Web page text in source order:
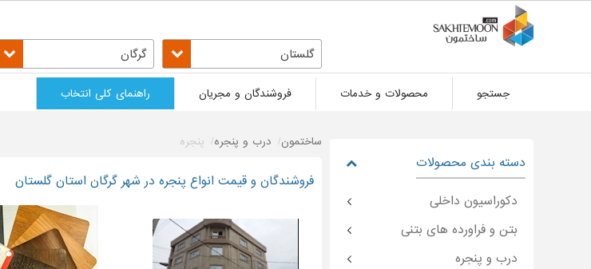
گلستان گرگان
جستجو محصولات و خدمات فروشندگان و مجریان راهنمای کلی انتخاب
ساختمون درب و پنجره پنجره
فروشندگان و قیمت انواع پنجره در شهر گرگان استان گلستان
دسته بندی محصولات
دکوراسیون داخلی
بتن و فراورده های بتنی
درب و پنجره